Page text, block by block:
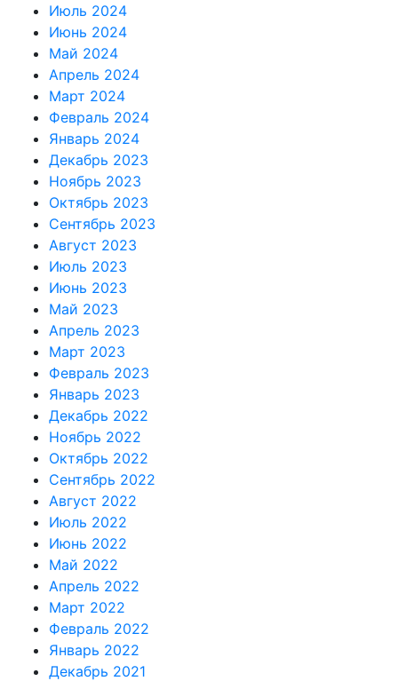
Июль 2024
Июнь 2024
Май 2024
Апрель 2024
Март 2024
Февраль 2024
Январь 2024
Декабрь 2023
Ноябрь 2023
Октябрь 2023
Сентябрь 2023
Август 2023
Июль 2023
Июнь 2023
Май 2023
Апрель 2023
Март 2023
Февраль 2023
Январь 2023
Декабрь 2022
Ноябрь 2022
Октябрь 2022
Сентябрь 2022
Август 2022
Июль 2022
Июнь 2022
Май 2022
Апрель 2022
Март 2022
Февраль 2022
Январь 2022
Декабрь 2021